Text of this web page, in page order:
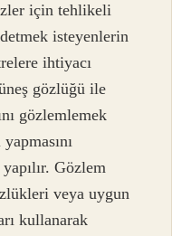
için tehlikeli
isteyenlerin
ihtiyacı
gözlüğü ile
gözlemlemek
Gözlem
veya uygun
kullanarak